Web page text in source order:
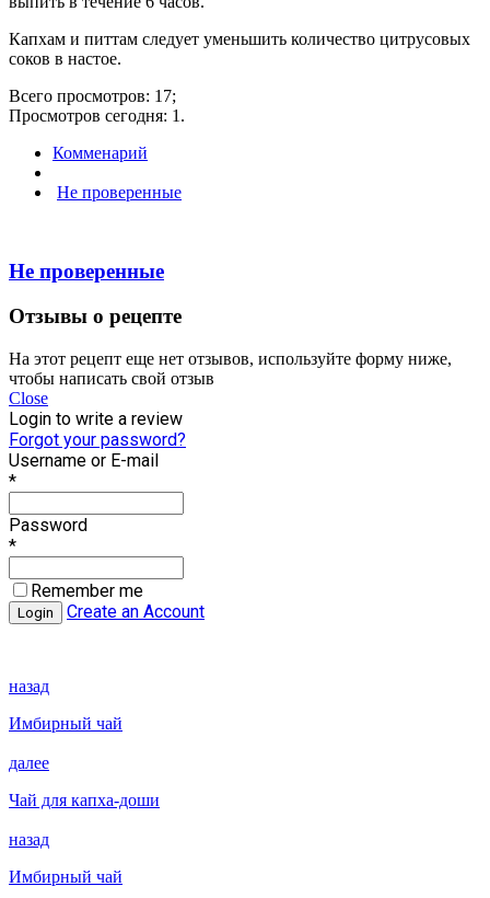
Капхам и питтам следует уменьшить количество цитрусовых
соков в настое.
Всего просмотров: 17;
Просмотров сегодня: 1.
Комменарий
Не проверенные
Не проверенные
Отзывы о рецепте
На этот рецепт еще нет отзывов, используйте форму ниже,
чтобы написать свой отзыв
Close
Login to write a review
Forgot your password?
Username or E-mail
*
Password
*
Remember me
Create an Account
назад
Имбирный чай
далее
Чай для капха-доши
назад
Имбирный чай